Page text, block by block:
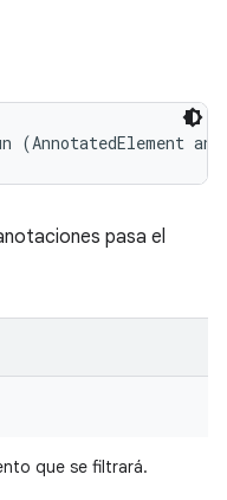
(AnnotatedElement
pasa el
que se filtrará.